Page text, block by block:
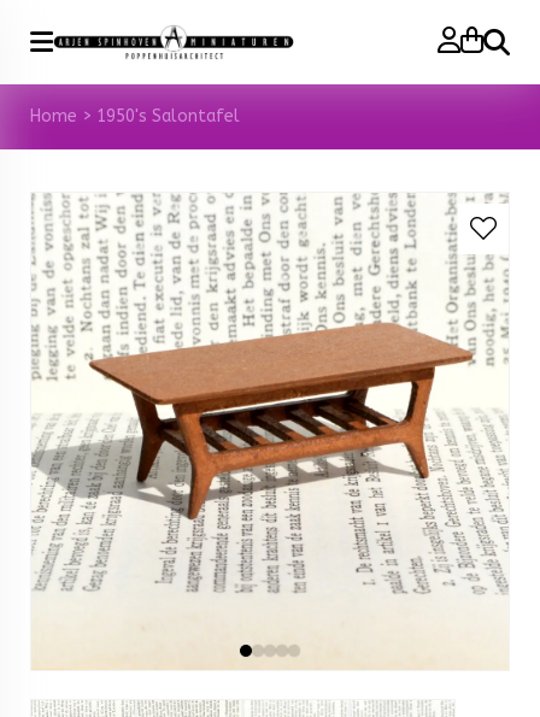
Zoeken
Home > 1950's Salontafel